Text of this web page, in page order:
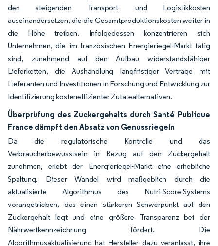
den steigenden Transport- und Logistikkosten
auseinandersetzen, die die Gesamtproduktionskosten weiter in
die Höhe treiben. Infolgedessen konzentrieren sich
Unternehmen, die im französischen Energieriegel-Markt tätig
sind, zunehmend auf den Aufbau widerstandsfähiger
Lieferketten, die Aushandlung langfristiger Verträge mit
Lieferanten und Investitionen in Forschung und Entwicklung zur
Identifizierung kosteneffizienter Zutatealternativen.
Überprüfung des Zuckergehalts durch Santé Publique
France dämpft den Absatz von Genussriegeln
Da die regulatorische Kontrolle und das
Verbraucherbewusstsein in Bezug auf den Zuckergehalt
zunehmen, erlebt der Energieriegel-Markt eine erhebliche
Spaltung. Dieser Wandel wird maßgeblich durch die
aktualisierte Algorithmus des Nutri-Score-Systems
vorangetrieben, das einen stärkeren Schwerpunkt auf den
Zuckergehalt legt und eine größere Transparenz bei der
Nährwertkennzeichnung fördert. Die
Algorithmusaktualisierung hat Hersteller dazu veranlasst, ihre